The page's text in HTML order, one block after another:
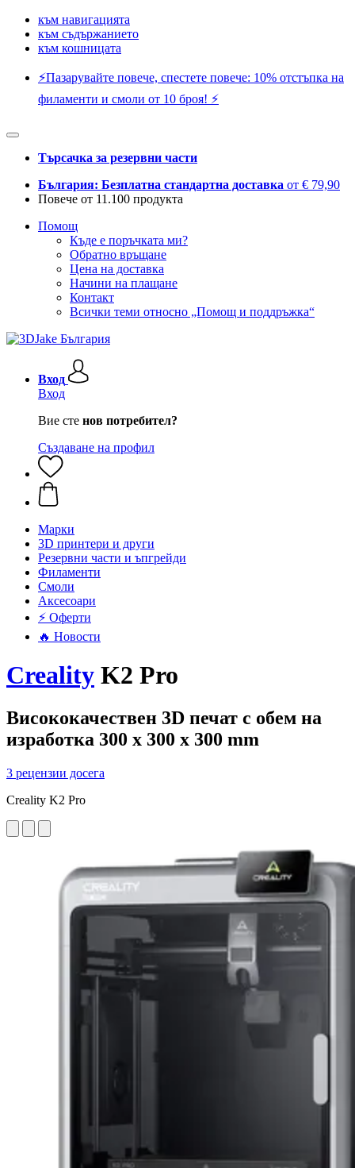
към навигацията
към съдържанието
към кошницата
⚡️Пазарувайте повече, спестете повече: 10% отстъпка на
филаменти и смоли от 10 броя! ⚡️
Търсачка за резервни части
България: Безплатна стандартна доставка от € 79,90
Повече от 11.100 продукта
Помощ
Къде е поръчката ми?
Обратно връщане
Цена на доставка
Начини на плащане
Контакт
Всички теми относно „Помощ и поддръжка“
Вход
Вход
Вие сте нов потребител?
Създаване на профил
Mарки
3D принтери и други
Резервни части и ъпгрейди
Филаменти
Смоли
Аксесоари
⚡ Оферти
🔥 Новости
Creality K2 Pro
Висококачествен 3D печат с обем на
изработка 300 x 300 x 300 mm
3 рецензии досега
Creality K2 Pro